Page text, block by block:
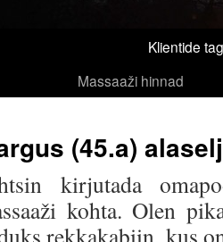
Klientide
Massaaži hinnad
(45.a)
kirjutada
kohta. Olen
rekkakabiin, kus